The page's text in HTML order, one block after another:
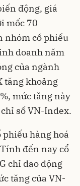
động, giá
mốc 70
nhóm cổ phiếu
doanh năm
của ngành
tăng khoảng
mức tăng này
số VN-Index.
hàng hoá
đến nay cổ
chỉ dao động
tăng của VN-